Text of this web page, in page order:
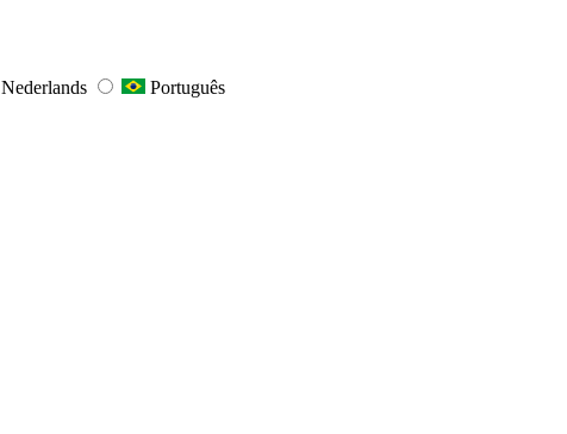
Nederlands Português